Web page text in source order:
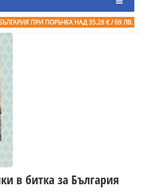
ПРИ ПОРЪЧКА НАД 35.28 € / 69 ЛВ.
в битка за България